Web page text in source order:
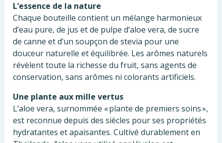
L’essence de la nature
Chaque bouteille contient un mélange harmonieux
d’eau pure, de jus et de pulpe d’aloe vera, de sucre
de canne et d’un soupçon de stevia pour une
douceur naturelle et équilibrée. Les arômes naturels
révèlent toute la richesse du fruit, sans agents de
conservation, sans arômes ni colorants artificiels.
Une plante aux mille vertus
L’aloe vera, surnommée « plante de premiers soins »,
est reconnue depuis des siècles pour ses propriétés
hydratantes et apaisantes. Cultivé durablement en